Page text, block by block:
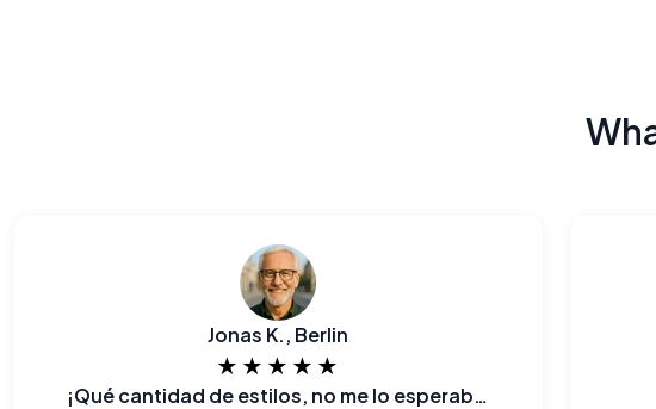
Jonas K., Berlin
★★★★★
¡Qué cantidad de estilos, no me lo esperaba!